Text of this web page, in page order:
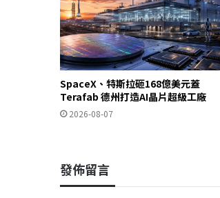
SpaceX、特斯拉砸168億美元蓋
Terafab 德州打造AI晶片超級工廠
2026-08-07
發佈留言